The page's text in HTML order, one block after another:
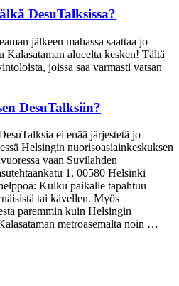
DesuTalksissa?
jälkeen mahassa saattaa jo
alueelta kesken! Tältä
joissa saa varmasti vatsan
DesuTalksiin?
ei enää järjestetä jo
Helsingin nuorisoasiainkeskuksen
vaan Suvilahden
1, 00580 Helsinki
Kulku paikalle tapahtuu
tai kävellen. Myös
paremmin kuin Helsingin
metroasemalta noin …